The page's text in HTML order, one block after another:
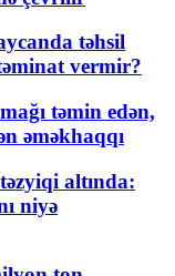
təhsil
vermir?
təmin edən,
əməkhaqqı
altında:
niyə